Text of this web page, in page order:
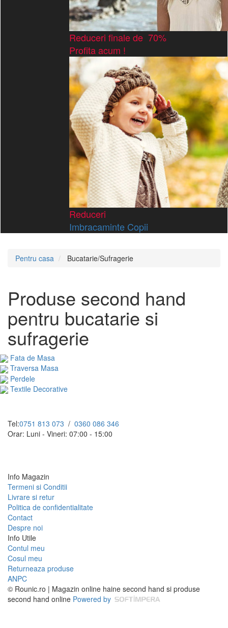
Reduceri finale de 70%
Profita acum !
Reduceri
Imbracaminte Copii
Pentru casa Bucatarie/Sufragerie
Produse second hand
pentru bucatarie si
sufragerie
Fata de Masa
Traversa Masa
Perdele
Textile Decorative
Tel:0751 813 073 / 0360 086 346
Orar: Luni - Vineri: 07:00 - 15:00
Info Magazin
Termeni si Conditii
Livrare si retur
Politica de confidentialitate
Contact
Despre noi
Info Utile
Contul meu
Cosul meu
Returneaza produse
ANPC
© Rounic.ro | Magazin online haine second hand si produse
second hand online Powered by